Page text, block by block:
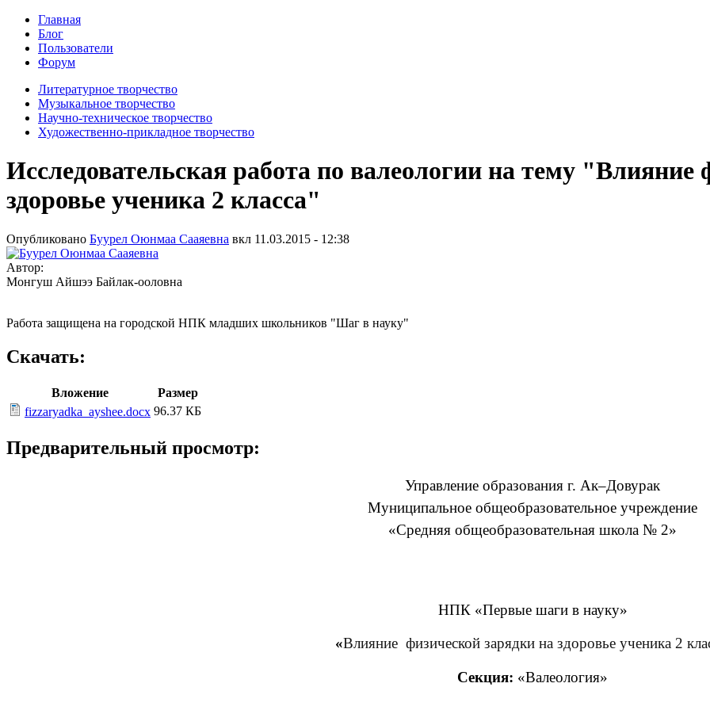
Главная
Блог
Пользователи
Форум
Литературное творчество
Музыкальное творчество
Научно-техническое творчество
Художественно-прикладное творчество
Исследовательская работа по валеологии на тему "Влияние
здоровье ученика 2 класса"
Опубликовано Буурел Оюнмаа Сааяевна вкл 11.03.2015 - 12:38
Автор:
Монгуш Айшээ Байлак-ооловна
Работа защищена на городской НПК младших школьников "Шаг в науку"
Скачать:
Вложение
Размер
fizzaryadka_ayshee.docx 96.37 КБ
Предварительный просмотр:
Управление образования г. Ак–Довурак
Муниципальное общеобразовательное учреждение
«Средняя общеобразовательная школа № 2»
НПК «Первые шаги в науку»
«Влияние физической зарядки на здоровье ученика 2
Секция: «Валеология»